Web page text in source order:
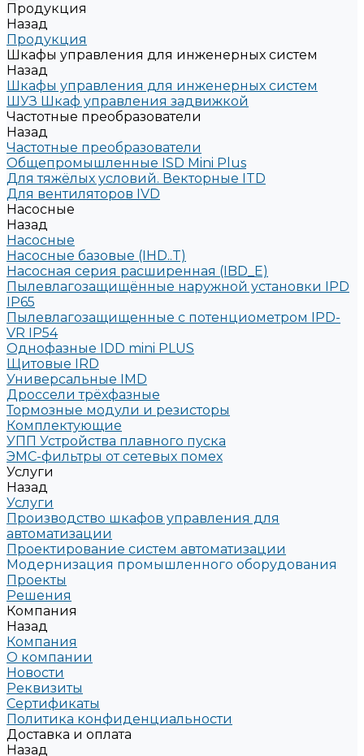
Продукция
Назад
Продукция
Шкафы управления для инженерных систем
Назад
Шкафы управления для инженерных систем
ШУЗ Шкаф управления задвижкой
Частотные преобразователи
Назад
Частотные преобразователи
Общепромышленные ISD Mini Plus
Для тяжёлых условий. Векторные ITD
Для вентиляторов IVD
Насосные
Назад
Насосные
Насосные базовые (IHD..T)
Насосная серия расширенная (IBD_E)
Пылевлагозащищённые наружной установки IPD
IP65
Пылевлагозащищенные с потенциометром IPD-
VR IP54
Однофазные IDD mini PLUS
Щитовые IRD
Универсальные IMD
Дроссели трёхфазные
Тормозные модули и резисторы
Комплектующие
УПП Устройства плавного пуска
ЭМС-фильтры от сетевых помех
Услуги
Назад
Услуги
Производство шкафов управления для
автоматизации
Проектирование систем автоматизации
Модернизация промышленного оборудования
Проекты
Решения
Компания
Назад
Компания
О компании
Новости
Реквизиты
Сертификаты
Политика конфиденциальности
Доставка и оплата
Назад